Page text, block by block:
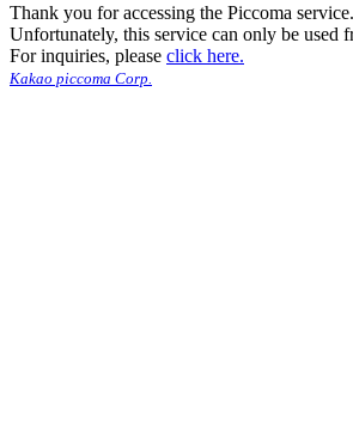
Thank you for accessing the Piccoma service.
Unfortunately, this service can only be used
For inquiries, please click here.
Kakao piccoma Corp.